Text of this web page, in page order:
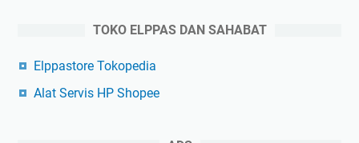
TOKO ELPPAS DAN SAHABAT
Elppastore Tokopedia
Alat Servis HP Shopee